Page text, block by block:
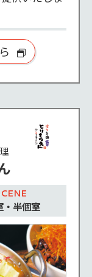
・半個室